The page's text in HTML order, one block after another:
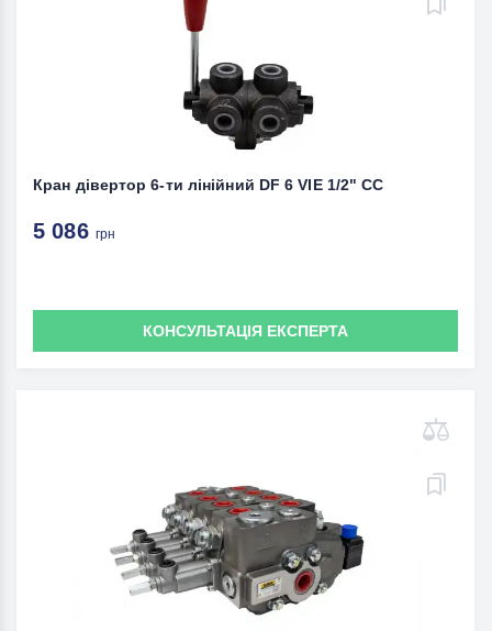
Кран дівертор 6-ти лінійний DF 6 VIE 1/2" СС
5 086 грн
КОНСУЛЬТАЦІЯ ЕКСПЕРТА